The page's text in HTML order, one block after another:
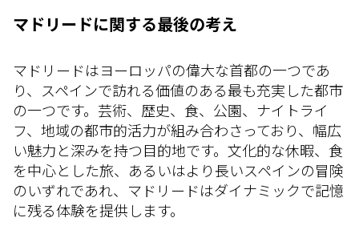
マドリードに関する最後の考え
マドリードはヨーロッパの偉大な首都の一つであ
り、スペインで訪れる価値のある最も充実した都市
の一つです。芸術、歴史、食、公園、ナイトライ
フ、地域の都市的活力が組み合わさっており、幅広
い魅力と深みを持つ目的地です。文化的な休暇、食
を中心とした旅、あるいはより長いスペインの冒険
のいずれであれ、マドリードはダイナミックで記憶
に残る体験を提供します。